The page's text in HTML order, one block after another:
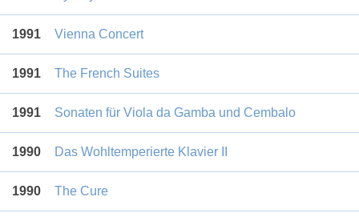
1991 Vienna Concert
1991 The French Suites
1991 Sonaten für Viola da Gamba und Cembalo
1990 Das Wohltemperierte Klavier II
1990 The Cure